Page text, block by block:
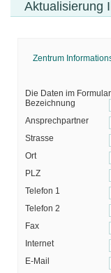
Aktualisierung
Zentrum
Die Daten im
Bezeichnung
Ansprechpartner
Strasse
Ort
PLZ
Telefon 1
Telefon 2
Fax
Internet
E-Mail